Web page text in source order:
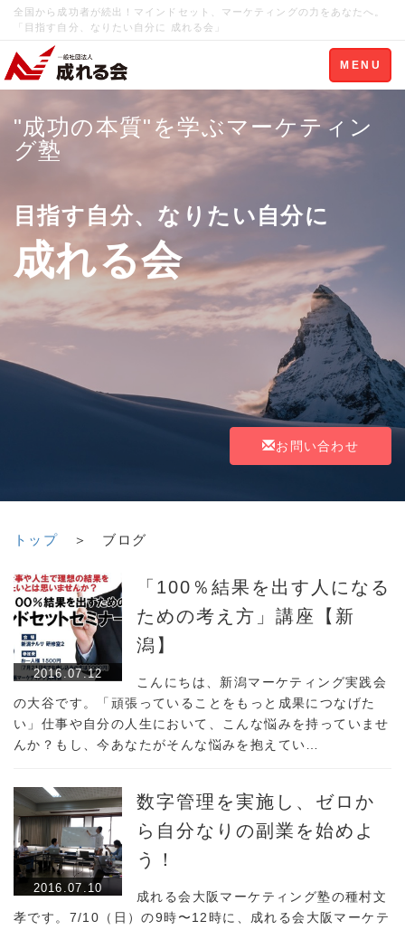
全国から成功者が続出！マインドセット、マーケティングの力をあなたへ。
「目指す自分、なりたい自分に 成れる会」
Toggle
navigation
MENU
"成功の本質"を学ぶマーケティン
グ塾
目指す自分、なりたい自分に
成れる会
お問い合わせ
トップ ＞ ブログ
2016.07.12
「100％結果を出す人になる
ための考え方」講座【新
潟】
こんにちは、新潟マーケティング実践会
の大谷です。「頑張っていることをもっと成果につなげた
い」仕事や自分の人生において、こんな悩みを持っていませ
んか？もし、今あなたがそんな悩みを抱えてい…
2016.07.10
数字管理を実施し、ゼロか
ら自分なりの副業を始めよ
う！
成れる会大阪マーケティング塾の種村文
孝です。7/10（日）の9時〜12時に、成れる会大阪マーケテ